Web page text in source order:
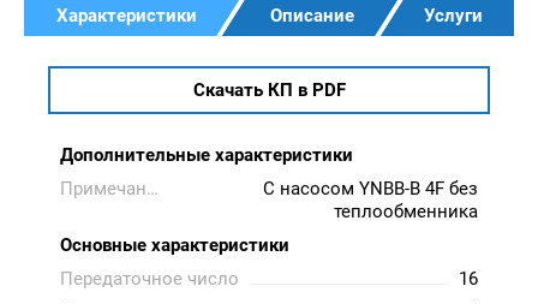
Характеристики Описание Услуги
Скачать КП в PDF
Дополнительные характеристики
Примечание
С насосом YNBB-B 4F без
теплообменника
Основные характеристики
Передаточное число
16